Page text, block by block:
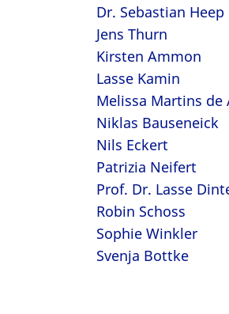
Dr. Sebastian Heep
Jens Thurn
Kirsten Ammon
Lasse Kamin
Melissa Martins de
Niklas Bauseneick
Nils Eckert
Patrizia Neifert
Prof. Dr. Lasse
Robin Schoss
Sophie Winkler
Svenja Bottke